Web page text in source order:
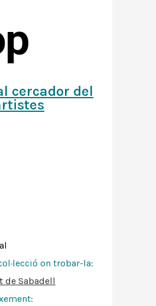
cercador del
on trobar-la:
de Sabadell